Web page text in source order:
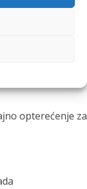
stotine
opterećenje za